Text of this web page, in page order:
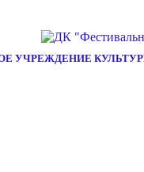
УЧРЕЖДЕНИЕ